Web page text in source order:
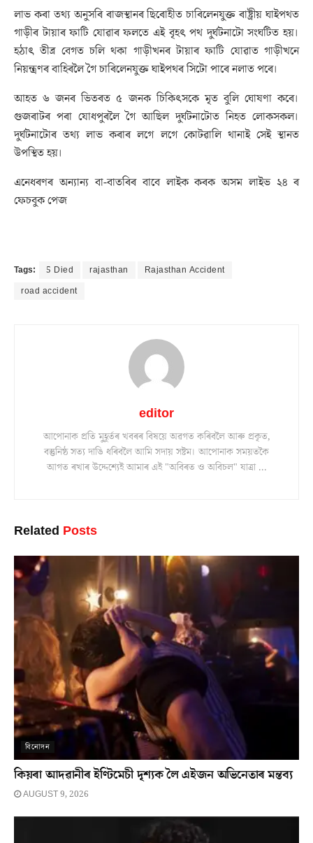
লাভ কৰা তথ্য অনুসৰি ৰাজস্থানৰ ছিৰোহীত চাৰিলেনযুক্ত ৰাষ্ট্ৰীয় ঘাইপথত
গাড়ীৰ টায়াৰ ফাটি যোৱাৰ ফলতে এই বৃহৎ পথ দুৰ্ঘটনাটো সংঘটিত হয়।
হঠাৎ তীব্ৰ বেগত চলি থকা গাড়ীখনৰ টায়াৰ ফাটি যোৱাত গাড়ীখনে
নিয়ন্ত্ৰণৰ বাহিৰলৈ গৈ চাৰিলেনযুক্ত ঘাইপথৰ সিটো পাৰে নলাত পৰে।
আহত ৬ জনৰ ভিতৰত ৫ জনক চিকিৎসকে মৃত বুলি ঘোষণা কৰে।
গুজৰাটৰ পৰা যোধপুৰলৈ গৈ আছিল দুৰ্ঘটনাটোত নিহত লোকসকল।
দুৰ্ঘটনাটোৰ তথ্য লাভ কৰাৰ লগে লগে কোটৱালি থানাই সেই স্থানত
উপস্থিত হয়।
এনেধৰণৰ অন্যান্য বা-বাতৰিৰ বাবে লাইক কৰক অসম লাইভ ২৪ ৰ
ফেচবুক পেজ
Tags: 5 Died rajasthan
Rajasthan Accident
road accident
editor
আপোনাক প্ৰতি মুহূৰ্তৰ খবৰৰ বিষয়ে অৱগত কৰিবলৈ আৰু প্ৰকৃত,
বস্তুনিষ্ঠ সত্য দাঙি ধৰিবলৈ আমি সদায় সষ্টম। আপোনাক সময়তকৈ
আগত ৰখাৰ উদ্দেশ্যেই আমাৰ এই "অবিৰত ও অবিচল" যাত্ৰা ...
Related Posts
বিনোদন
কিয়ৰা আদৱানীৰ ইণ্টিমেচী দৃশ্যক লৈ এইজন অভিনেতাৰ মন্তব্য
AUGUST 9, 2026